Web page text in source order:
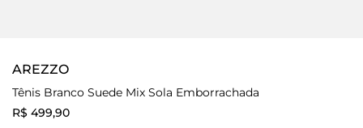
AREZZO
Tênis Branco Suede Mix Sola Emborrachada
R$ 499,90